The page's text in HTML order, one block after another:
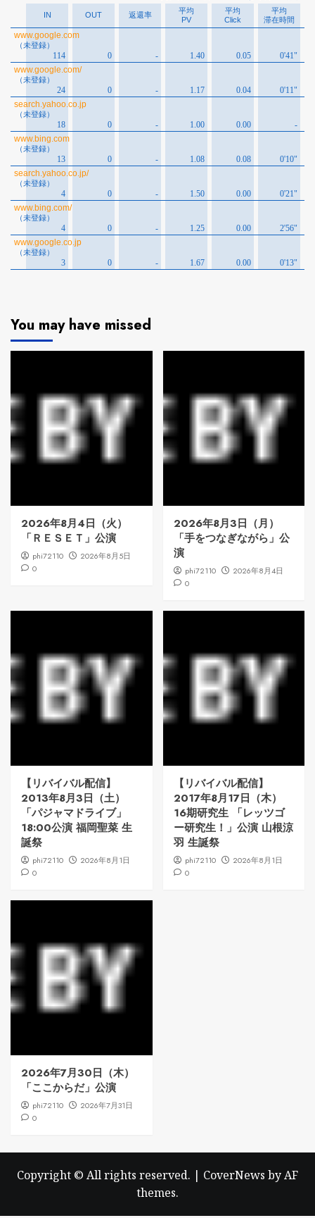
You may have missed
2026年8月4日（火）
「ＲＥＳＥＴ」公演
phi72110
2026年8月5日
0
2026年8月3日（月）
「手をつなぎながら」公
演
phi72110
2026年8月4日
0
【リバイバル配信】
2013年8月3日（土）
「パジャマドライブ」
18:00公演 福岡聖菜 生
誕祭
phi72110
2026年8月1日
0
【リバイバル配信】
2017年8月17日（木）
16期研究生 「レッツゴ
ー研究生！」公演 山根涼
羽 生誕祭
phi72110
2026年8月1日
0
2026年7月30日（木）
「ここからだ」公演
phi72110
2026年7月31日
0
Copyright © All rights reserved. | CoverNews by AF
themes.